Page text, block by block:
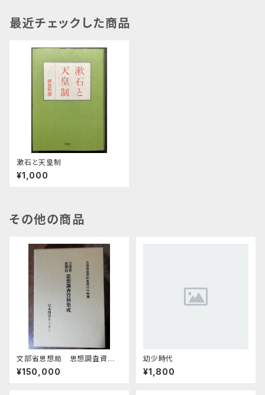
最近チェックした商品
漱石と天皇制
¥1,000
その他の商品
文部省思想局 思想調査資料
集成 全28巻
¥150,000
幼少時代
¥1,800